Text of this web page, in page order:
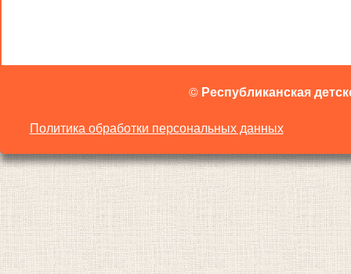
© Республиканская
Политика обработки персональных данных